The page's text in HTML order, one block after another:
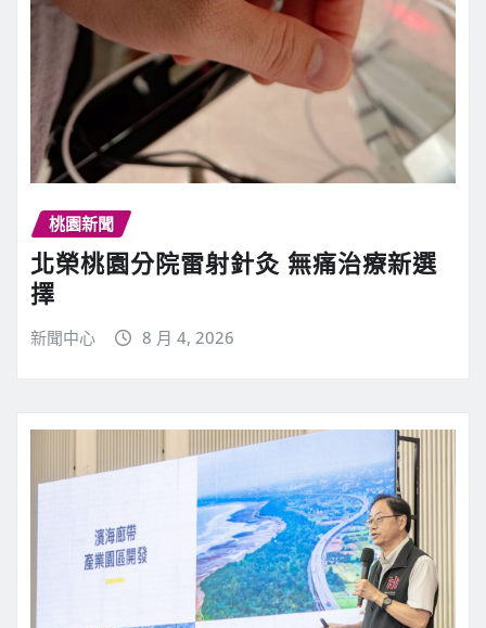
桃園新聞
北榮桃園分院雷射針灸 無痛治療新選
擇
新聞中心 8 月 4, 2026